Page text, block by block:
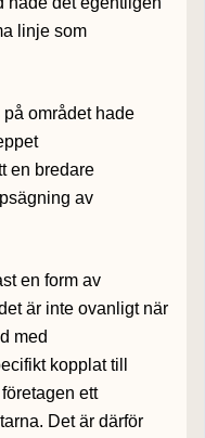
linje som
området hade
en bredare
av
en form av
är inte ovanligt när
med
kopplat till
ett
Det är därför